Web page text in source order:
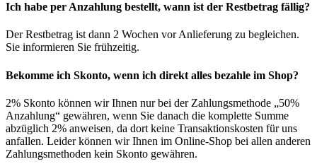
Ich habe per Anzahlung bestellt, wann ist der Restbetrag fällig?
Der Restbetrag ist dann 2 Wochen vor Anlieferung zu begleichen.
Sie informieren Sie frühzeitig.
Bekomme ich Skonto, wenn ich direkt alles bezahle im Shop?
2% Skonto können wir Ihnen nur bei der Zahlungsmethode „50%
Anzahlung“ gewähren, wenn Sie danach die komplette Summe
abzüglich 2% anweisen, da dort keine Transaktionskosten für uns
anfallen. Leider können wir Ihnen im Online-Shop bei allen anderen
Zahlungsmethoden kein Skonto gewähren.